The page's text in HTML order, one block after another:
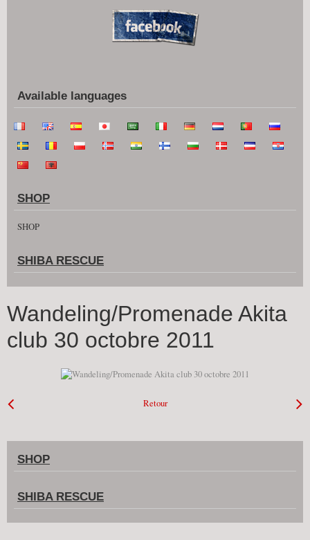
Available languages
SHOP
SHOP
SHIBA RESCUE
Wandeling/Promenade Akita
club 30 octobre 2011
Retour
SHOP
SHIBA RESCUE